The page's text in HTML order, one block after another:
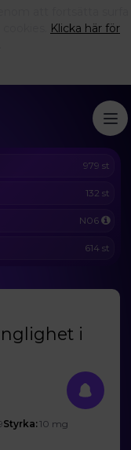
979 st
132 st
N06
614 st
i
Styrka:10 mg
Klicka här för